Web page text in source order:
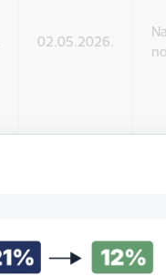
02.05.2026.
30.12.2025.